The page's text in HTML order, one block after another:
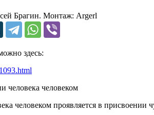
Брагин. Монтаж: Argerl
здесь:
человека человеком
человеком проявляется в